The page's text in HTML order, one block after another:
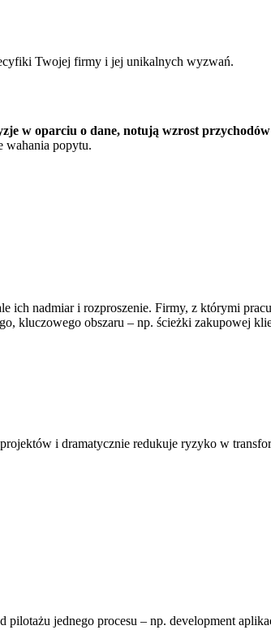
Twojej firmy i jej unikalnych wyzwań.
w oparciu o dane, notują wzrost
wahania popytu.
ich nadmiar i rozproszenie. Firmy, z którymi
kluczowego obszaru – np. ścieżki zakupowej
i dramatycznie redukuje ryzyko w
jednego procesu – np. development